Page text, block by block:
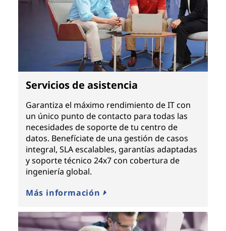
Servicios de asistencia
Garantiza el máximo rendimiento de IT con
un único punto de contacto para todas las
necesidades de soporte de tu centro de
datos. Benefíciate de una gestión de casos
integral, SLA escalables, garantías adaptadas
y soporte técnico 24x7 con cobertura de
ingeniería global.
Más información